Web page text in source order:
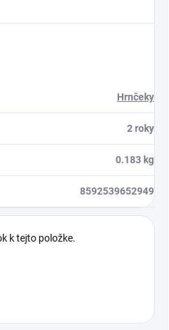
Hrnčeky
2 roky
0.183 kg
8592539652949
k tejto položke.